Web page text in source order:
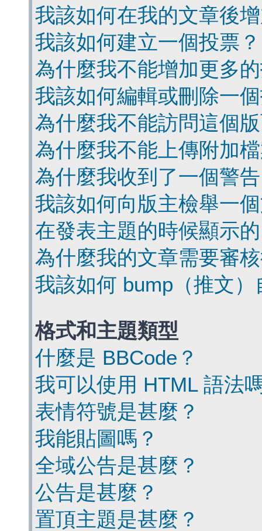
我該如何在我的文章後
我該如何建立一個投票？
為什麼我不能增加更多
我該如何編輯或刪除一
為什麼我不能訪問這個
為什麼我不能上傳附加
為什麼我收到了一個警
我該如何向版主檢舉一
在發表主題的時候顯示
為什麼我的文章需要審
我該如何 bump（推文
格式和主題類型
什麼是 BBCode？
我可以使用 HTML 語法
表情符號是甚麼？
我能貼圖嗎？
全域公告是甚麼？
公告是甚麼？
置頂主題是甚麼？